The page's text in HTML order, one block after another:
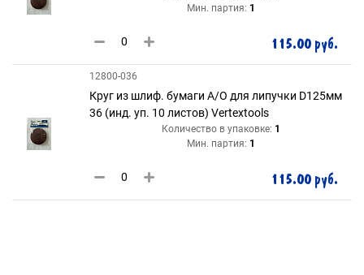
Мин. партия: 1
115.00 руб.
12800-036
Круг из шлиф. бумаги А/О для липучки D125мм
36 (инд. уп. 10 листов) Vertextools
Количество в упаковке: 1
Мин. партия: 1
115.00 руб.